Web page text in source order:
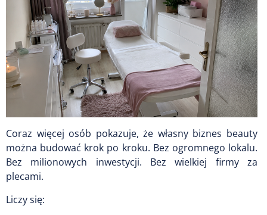
Coraz więcej osób pokazuje, że własny biznes beauty
można budować krok po kroku. Bez ogromnego lokalu.
Bez milionowych inwestycji. Bez wielkiej firmy za
plecami.
Liczy się: